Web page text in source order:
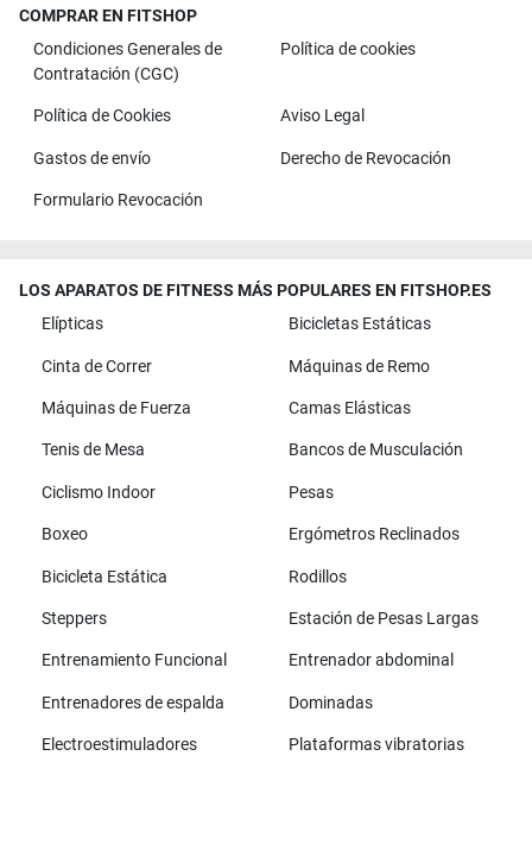
COMPRAR EN FITSHOP
Condiciones Generales de
Contratación (CGC)
Política de cookies
Política de Cookies Aviso Legal
Gastos de envío Derecho de Revocación
Formulario Revocación
LOS APARATOS DE FITNESS MÁS POPULARES EN FITSHOP.ES
Elípticas
Bicicletas Estáticas
Cinta de Correr Máquinas de Remo
Máquinas de Fuerza Camas Elásticas
Tenis de Mesa Bancos de Musculación
Ciclismo Indoor Pesas
Boxeo Ergómetros Reclinados
Bicicleta Estática Rodillos
Steppers Estación de Pesas Largas
Entrenamiento Funcional Entrenador abdominal
Entrenadores de espalda Dominadas
Electroestimuladores Plataformas vibratorias